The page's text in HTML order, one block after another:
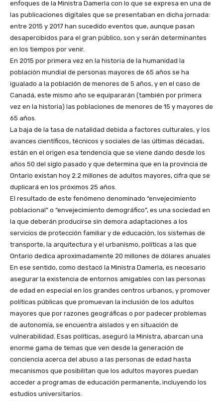
enfoques de la Ministra Damerla con lo que se expresa en una de
las publicaciones digitales que se presentaban en dicha jornada:
entre 2015 y 2017 han sucedido eventos que, aunque pasan
desapercibidos para el gran público, son y serán determinantes
en los tiempos por venir.
En 2015 por primera vez en la historia de la humanidad la
población mundial de personas mayores de 65 años se ha
igualado a la población de menores de 5 años, y en el caso de
Canadá, este mismo año se equipararán (también por primera
vez en la historia) las poblaciones de menores de 15 y mayores de
65 años.
La baja de la tasa de natalidad debida a factores culturales, y los
avances científicos, técnicos y sociales de las últimas décadas,
están en el origen esa tendencia que se viene dando desde los
años 50 del siglo pasado y que determina que en la provincia de
Ontario existan hoy 2.2 millones de adultos mayores, cifra que se
duplicará en los próximos 25 años.
El resultado de este fenómeno denominado “envejecimiento
poblacional” o “envejecimiento demográfico”, es una sociedad en
la que deberán producirse sin demora adaptaciones a los
servicios de protección familiar y de educación, los sistemas de
transporte, la arquitectura y el urbanismo, políticas a las que
Ontario dedica aproximadamente 20 millones de dólares anuales
En ese sentido, como destacó la Ministra Damerla, es necesario
asegurar la existencia de entornos amigables con las personas
de edad en especial en los grandes centros urbanos, y promover
políticas públicas que promuevan la inclusión de los adultos
mayores que por razones geográficas o por padecer problemas
de autonomía, se encuentra aislados y en situación de
vulnerabilidad. Esas políticas, aseguró la Ministra, abarcan una
enorme gama de temas que ven desde la generación de
conciencia acerca del abuso a las personas de edad hasta
mecanismos que posibilitan que los adultos mayores puedan
acceder a programas de educación permanente, incluyendo los
estudios universitarios.